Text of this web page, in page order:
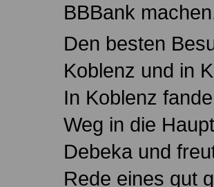
BBBank
Den besten
Koblenz und in
In Koblenz
Weg in die
Debeka und
Rede eines gut